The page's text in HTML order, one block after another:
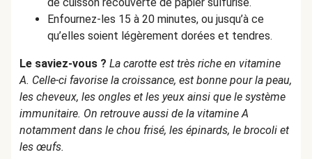
Enfournez-les 15 à 20 minutes, ou jusqu’à ce
qu’elles soient légèrement dorées et tendres.
Le saviez-vous ? La carotte est très riche en vitamine
A. Celle-ci favorise la croissance, est bonne pour la peau,
les cheveux, les ongles et les yeux ainsi que le système
immunitaire. On retrouve aussi de la vitamine A
notamment dans le chou frisé, les épinards, le brocoli et
les œufs.